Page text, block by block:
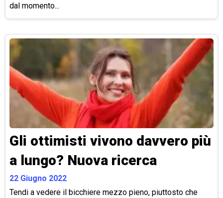
dal momento...
Gli ottimisti vivono davvero più
a lungo? Nuova ricerca
22 Giugno 2022
Tendi a vedere il bicchiere mezzo pieno, piuttosto che